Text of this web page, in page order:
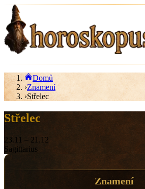
Domů
›Znamení
›Střelec
Střelec
23.11 – 21.12
Sagittarius
Znamení